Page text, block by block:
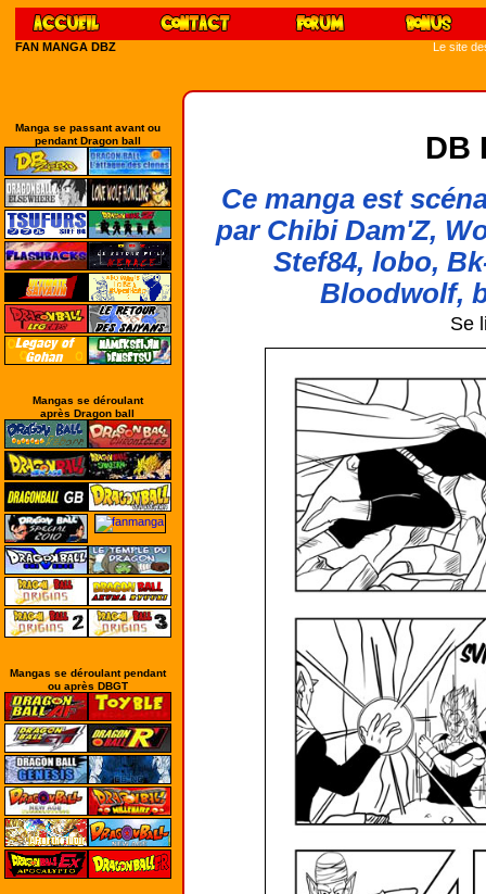
FAN MANGA DBZ Le site
Manga se passant avant ou
pendant Dragon ball
Mangas se déroulant
après Dragon ball
Mangas se déroulant pendant
ou après DBGT
DB
Ce manga est
par Chibi Dam'Z,
Stef84, lobo,
Bloodwolf,
Se